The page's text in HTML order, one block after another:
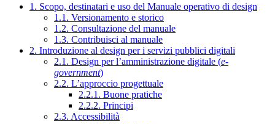
1. Scopo, destinatari e uso del Manuale operativo di design
1.1. Versionamento e storico
1.2. Consultazione del manuale
1.3. Contribuisci al manuale
2. Introduzione al design per i servizi pubblici digitali
2.1. Design per l’amministrazione digitale (e-
government)
2.2. L’approccio progettuale
2.2.1. Buone pratiche
2.2.2. Principi
2.3. Accessibilità